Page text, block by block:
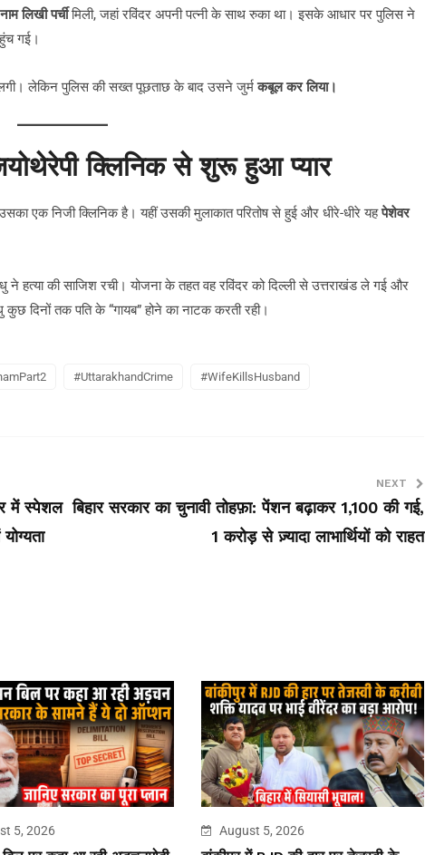
लिखी पर्चीमिली, जहां रविंदर अपनी पत्नी के साथ रुका था। इसके आधार पर पुलिस ने
गई।
लेकिन पुलिस की सख्त पूछताछ के बाद उसने जुर्मकबूल कर लिया।
क्लिनिक से शुरू हुआ प्यार
एक निजी क्लिनिक है। यहीं उसकी मुलाकात परितोष से हुई और धीरे-धीरे यहपेशेवर
ने हत्या की साजिश रची। योजना के तहत वह रविंदर को दिल्ली से उत्तराखंड ले गई और
कुछ दिनों तक पति के “गायब” होने का नाटक करती रही।
#UttarakhandCrime #WifeKillsHusband
में स्पेशल
NEXT
बिहार सरकार का चुनावी तोहफ़ा: पेंशन बढ़ाकर ₹1,100 की गई,
1 करोड़ से ज़्यादा लाभार्थियों को राहत
5, 2026 August 5, 2026